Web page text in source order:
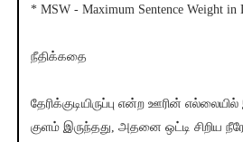
* MSW - Maximum Sentence Weight in
நீதிக்கதை
தேரிக்குடியிருப்பு என்ற ஊரின்
குளம் இருந்தது, அதனை ஒட்டி சிறிய